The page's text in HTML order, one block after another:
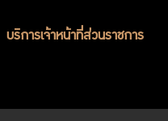
บริการเจ้าหน้าที่ส่วนราชการ